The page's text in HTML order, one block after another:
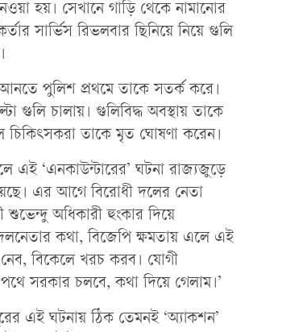
হয়। সেখানে গাড়ি থেকে নামানোর
সার্ভিস রিভলবার ছিনিয়ে নিয়ে গুলি
আনতে পুলিশ প্রথমে তাকে সতর্ক করে।
গুলি চালায়। গুলিবিদ্ধ অবস্থায় তাকে
চিকিৎসকরা তাকে মৃত ঘোষণা করেন।
এই ‘এনকাউন্টারের’ ঘটনা রাজ্যজুড়ে
এর আগে বিরোধী দলের নেতা
শুভেন্দু অধিকারী হুংকার দিয়ে
কথা, বিজেপি ক্ষমতায় এলে এই
নেব, বিকেলে খরচ করব। যোগী
সরকার চলবে, কথা দিয়ে গেলাম।’
এই ঘটনায় ঠিক তেমনই ‘অ্যাকশন’